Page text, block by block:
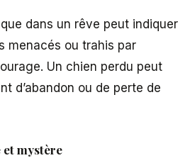
dans un rêve peut indiquer
menacés ou trahis par
Un chien perdu peut
d’abandon ou de perte de
et mystère